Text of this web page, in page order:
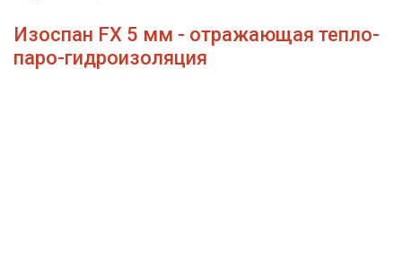
Изоспан FX 5 мм - отражающая тепло-
паро-гидроизоляция